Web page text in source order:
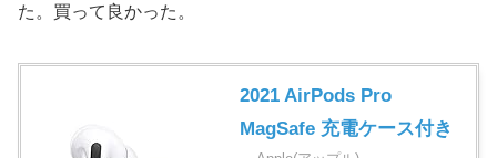
た。買って良かった。
2021 AirPods Pro
MagSafe 充電ケース付き